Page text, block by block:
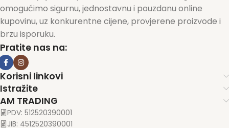
omogućimo sigurnu, jednostavnu i pouzdanu online
kupovinu, uz konkurentne cijene, provjerene proizvode i
brzu isporuku.
Pratite nas na:
Korisni linkovi
Istražite
AM TRADING
PDV: 512520390001
JIB: 4512520390001